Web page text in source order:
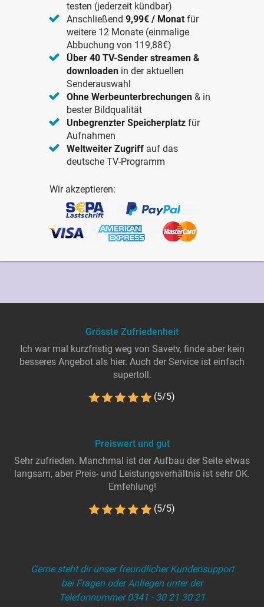
testen (jederzeit kündbar)
Anschließend9,99€ / Monat für
weitere 12 Monate (einmalige
Abbuchung von 119,88€)
Über 40 TV-Sender streamen &
downloaden in der aktuellen
Senderauswahl
Ohne Werbeunterbrechungen & in
bester Bildqualität
Unbegrenzter Speicherplatz für
Aufnahmen
Weltweiter Zugriff auf das
deutsche TV-Programm
Wir akzeptieren:
Grösste Zufriedenheit
Ich war mal kurzfristig weg von Savetv, finde aber kein
besseres Angebot als hier. Auch der Service ist einfach
supertoll.
(5/5)
Preiswert und gut
Sehr zufrieden. Manchmal ist der Aufbau der Seite etwas
langsam, aber Preis- und Leistungsverhältnis ist sehr OK.
Emfehlung!
(5/5)
Gerne steht dir unser freundlicher Kundensupport
bei Fragen oder Anliegen unter der
Telefonnummer 0341 - 30 21 30 21